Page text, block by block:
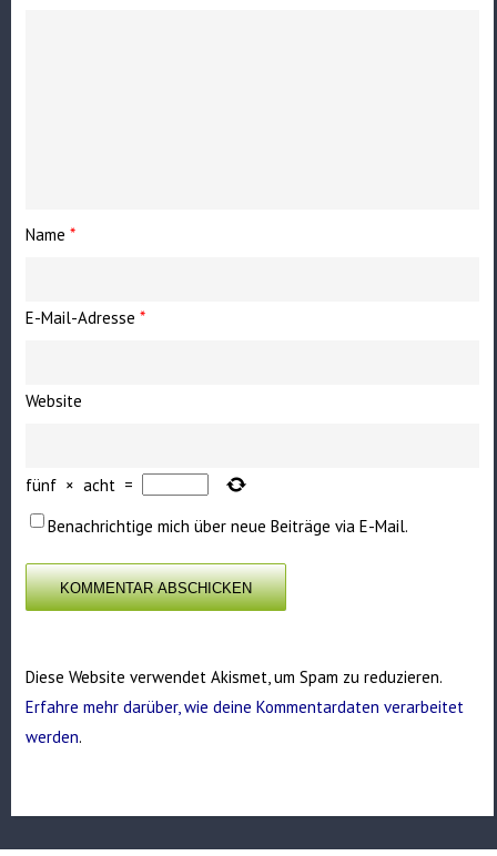
Name*
E-Mail-Adresse*
Website
fünf × acht =
Benachrichtige mich über neue Beiträge via E-Mail.
Diese Website verwendet Akismet, um Spam zu reduzieren.
Erfahre mehr darüber, wie deine Kommentardaten verarbeitet
werden.